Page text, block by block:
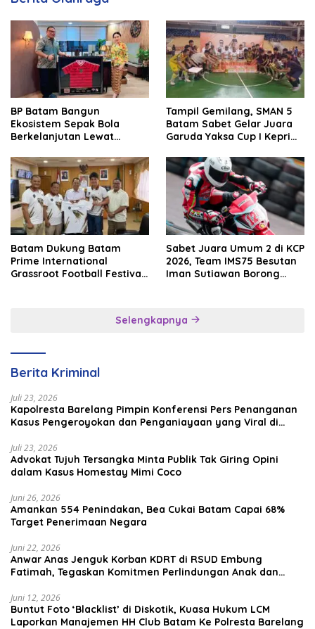
BP Batam Bangun
Ekosistem Sepak Bola
Berkelanjutan Lewat
Tampil Gemilang, SMAN 5
Batam Sabet Gelar Juara
Garuda Yaksa Cup I Kepri
Batam Dukung Batam
Prime International
Grassroot Football Festival
Sabet Juara Umum 2 di KCP
2026, Team IMS75 Besutan
Iman Sutiawan Borong
Selengkapnya
Berita Kriminal
Juli 23, 2026
Kapolresta Barelang Pimpin Konferensi Pers Penanganan
Kasus Pengeroyokan dan Penganiayaan yang Viral di
Juli 23, 2026
Advokat Tujuh Tersangka Minta Publik Tak Giring Opini
dalam Kasus Homestay Mimi Coco
Juni 26, 2026
Amankan 554 Penindakan, Bea Cukai Batam Capai 68%
Target Penerimaan Negara
Juni 22, 2026
Anwar Anas Jenguk Korban KDRT di RSUD Embung
Fatimah, Tegaskan Komitmen Perlindungan Anak dan
Juni 12, 2026
Buntut Foto ‘Blacklist’ di Diskotik, Kuasa Hukum LCM
Laporkan Manajemen HH Club Batam Ke Polresta Barelang